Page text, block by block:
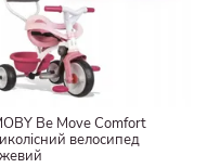
Be Move Comfort
велосипед